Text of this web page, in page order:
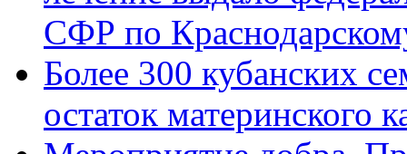
СФР по
Более 300 кубанских
остаток материнского